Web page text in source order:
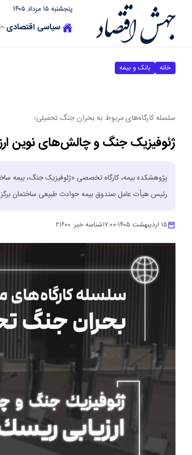
پنجشنبه ۱۵ مرداد ۱۴۰۵
سیاسی اقتصادی
خانه بانک و بیمه
سلسله کارگاه‌های مربوط به بحران جنگ تحمیلی؛
ژئوفیزیک جنگ و چالش‌های نوین
پژوهشکده بیمه، کارگاه تخصصی «ژئوفیزیک جنگ، بیمه
رئیس هیأت عامل صندوق بیمه حوادث طبیعی ساختمان
۱۵ اردیبهشت ۱۴۰۵ -۱۷:۰۰شناسه خبر: ۲۱۶۰۰